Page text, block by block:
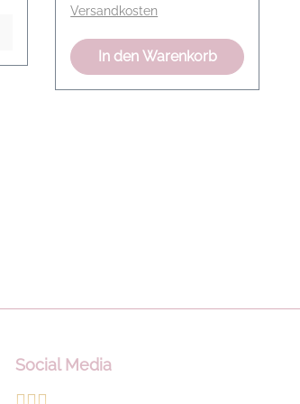
Style testen und die Jacke
wenden. Jacke aus
mongolischem Lamm
Lange Ärmel Kragen mit
Versandkosten
In den Warenkorb
Social Media